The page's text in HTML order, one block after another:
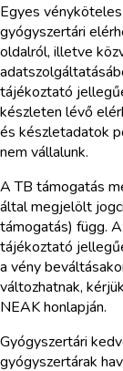
Egyes
gyógyszertári
oldalról, illetve
tájékoztató
készleten lévő
és készletadatok
nem vállalunk.
A TB támogatás
által megjelölt
támogatás) függ.
tájékoztató
a vény
változhatnak,
NEAK honlapján.
Gyógyszertári
gyógyszertárak